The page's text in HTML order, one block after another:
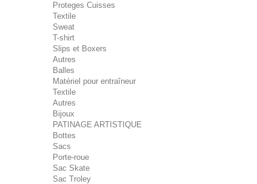
Proteges Cuisses
Textile
Sweat
T-shirt
Slips et Boxers
Autres
Balles
Matériel pour entraîneur
Textile
Autres
Bijoux
PATINAGE ARTISTIQUE
Bottes
Sacs
Porte-roue
Sac Skate
Sac Troley